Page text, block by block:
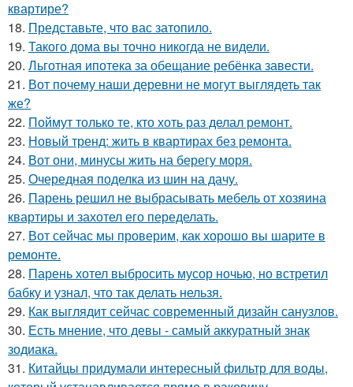
квартире?
18. Представьте, что вас затопило.
19. Такого дома вы точно никогда не видели.
20. Льготная ипотека за обещание ребёнка завести.
21. Вот почему наши деревни не могут выглядеть так
же?
22. Поймут только те, кто хоть раз делал ремонт.
23. Новый тренд: жить в квартирах без ремонта.
24. Вот они, минусы жить на берегу моря.
25. Очередная поделка из шин на дачу.
26. Парень решил не выбрасывать мебель от хозяина
квартиры и захотел его переделать.
27. Вот сейчас мы проверим, как хорошо вы шарите в
ремонте.
28. Парень хотел выбросить мусор ночью, но встретил
бабку и узнал, что так делать нельзя.
29. Как выглядит сейчас современный дизайн санузлов.
30. Есть мнение, что девы - самый аккуратный знак
зодиака.
31. Китайцы придумали интересный фильтр для воды,